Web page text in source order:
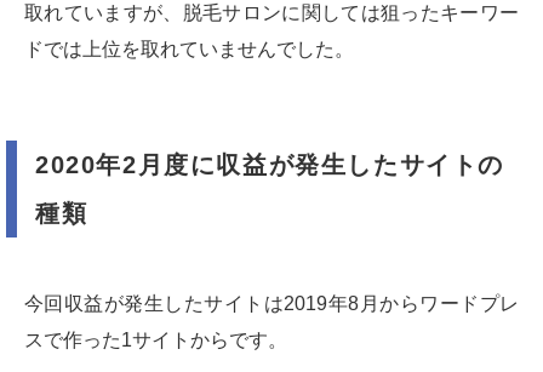
取れていますが、脱毛サロンに関しては狙ったキーワー
ドでは上位を取れていませんでした。
2020年2月度に収益が発生したサイトの
種類
今回収益が発生したサイトは2019年8月からワードプレ
スで作った1サイトからです。